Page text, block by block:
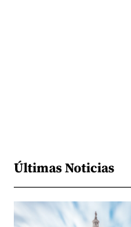
Últimas Noticias